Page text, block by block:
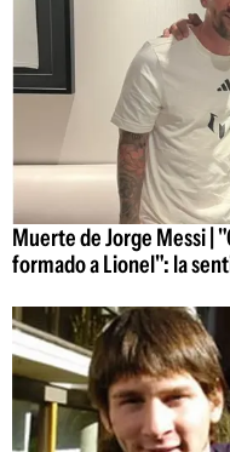
Muerte de Jorge Messi |
formado a Lionel": la